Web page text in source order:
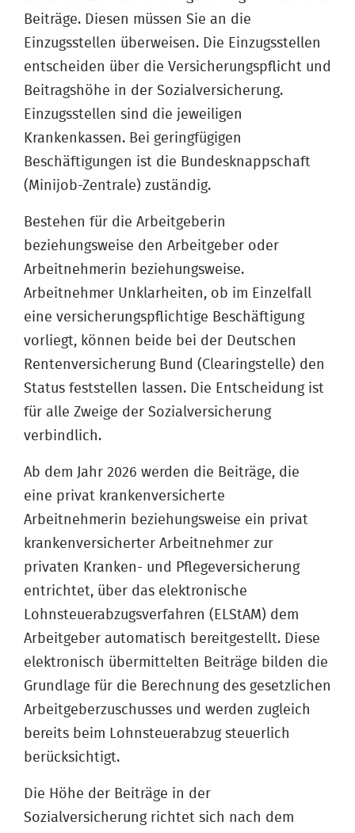
Beiträge. Diesen müssen Sie an die
Einzugsstellen überweisen. Die Einzugsstellen
entscheiden über die Versicherungspflicht und
Beitragshöhe in der Sozialversicherung.
Einzugsstellen sind die jeweiligen
Krankenkassen. Bei geringfügigen
Beschäftigungen ist die Bundesknappschaft
(Minijob-Zentrale) zuständig.
Bestehen für die Arbeitgeberin
beziehungsweise den Arbeitgeber oder
Arbeitnehmerin beziehungsweise.
Arbeitnehmer Unklarheiten, ob im Einzelfall
eine versicherungspflichtige Beschäftigung
vorliegt, können beide bei der Deutschen
Rentenversicherung Bund (Clearingstelle) den
Status feststellen lassen. Die Entscheidung ist
für alle Zweige der Sozialversicherung
verbindlich.
Ab dem Jahr 2026 werden die Beiträge, die
eine privat krankenversicherte
Arbeitnehmerin beziehungsweise ein privat
krankenversicherter Arbeitnehmer zur
privaten Kranken- und Pflegeversicherung
entrichtet, über das elektronische
Lohnsteuerabzugsverfahren (ELStAM) dem
Arbeitgeber automatisch bereitgestellt. Diese
elektronisch übermittelten Beiträge bilden die
Grundlage für die Berechnung des gesetzlichen
Arbeitgeberzuschusses und werden zugleich
bereits beim Lohnsteuerabzug steuerlich
berücksichtigt.
Die Höhe der Beiträge in der
Sozialversicherung richtet sich nach dem